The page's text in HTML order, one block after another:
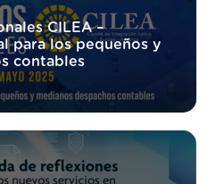
CILEA –
para los pequeños y
contables